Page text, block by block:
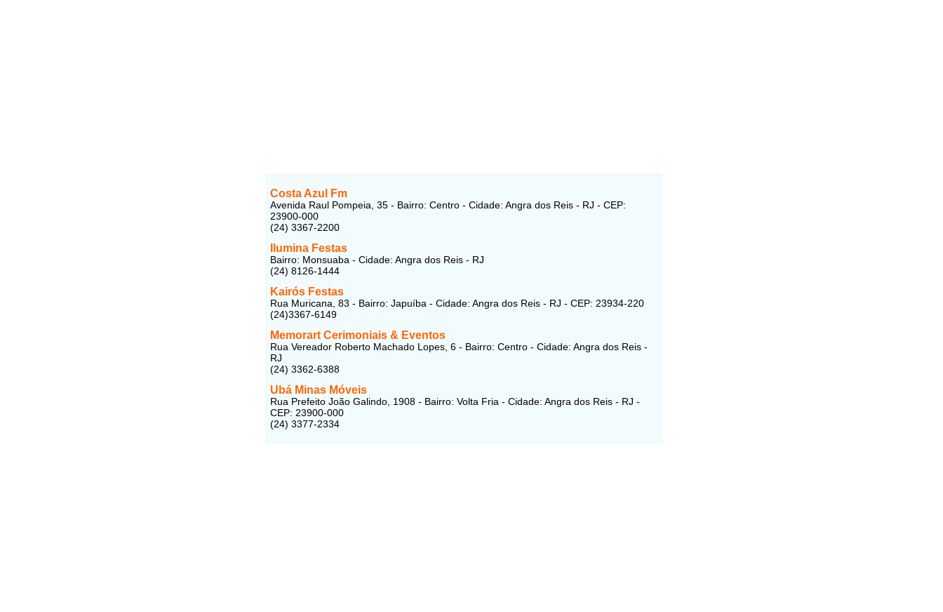
Costa Azul Fm
Avenida Raul Pompeia, 35 - Bairro: Centro - Cidade: Angra dos Reis - RJ - CEP:
23900-000
(24) 3367-2200
Ilumina Festas
Bairro: Monsuaba - Cidade: Angra dos Reis - RJ
(24) 8126-1444
Kairós Festas
Rua Muricana, 83 - Bairro: Japuíba - Cidade: Angra dos Reis - RJ - CEP: 23934-220
(24)3367-6149
Memorart Cerimoniais & Eventos
Rua Vereador Roberto Machado Lopes, 6 - Bairro: Centro - Cidade: Angra dos Reis -
RJ
(24) 3362-6388
Ubá Minas Móveis
Rua Prefeito João Galindo, 1908 - Bairro: Volta Fria - Cidade: Angra dos Reis - RJ -
CEP: 23900-000
(24) 3377-2334